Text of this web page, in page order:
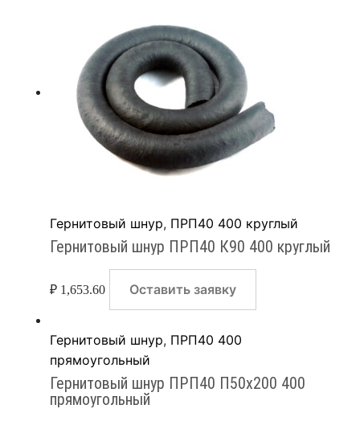
Гернитовый шнур, ПРП40 400 круглый
Гернитовый шнур ПРП40 К90 400 круглый
₽ 1,653.60 Оставить заявку
Гернитовый шнур, ПРП40 400
прямоугольный
Гернитовый шнур ПРП40 П50х200 400
прямоугольный